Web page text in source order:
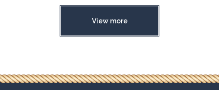
View more